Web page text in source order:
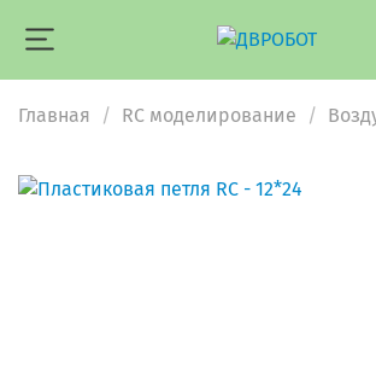
Главная RC моделирование